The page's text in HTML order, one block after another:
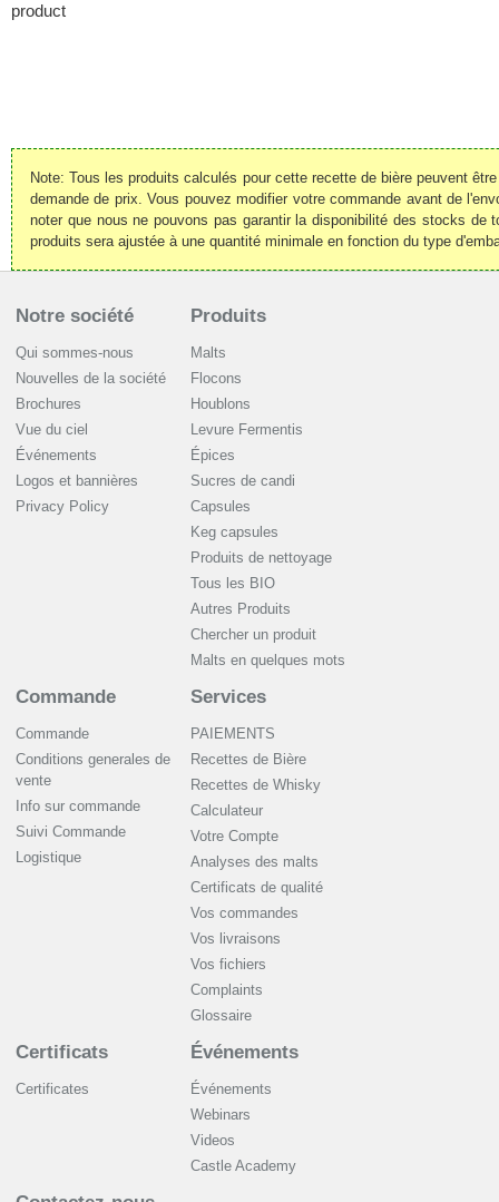
product
Note: Tous les produits calculés pour cette recette de bière peuvent
demande de prix. Vous pouvez modifier votre commande avant de
noter que nous ne pouvons pas garantir la disponibilité des stocks de
produits sera ajustée à une quantité minimale en fonction du type
Notre société
Qui sommes-nous
Nouvelles de la société
Brochures
Vue du ciel
Événements
Logos et bannières
Privacy Policy
Produits
Malts
Flocons
Houblons
Levure Fermentis
Épices
Sucres de candi
Capsules
Keg capsules
Produits de nettoyage
Tous les BIO
Autres Produits
Chercher un produit
Malts en quelques mots
Commande
Commande
Conditions generales de
vente
Info sur commande
Suivi Commande
Logistique
Services
PAIEMENTS
Recettes de Bière
Recettes de Whisky
Сalculateur
Votre Compte
Analyses des malts
Certificats de qualité
Vos commandes
Vos livraisons
Vos fichiers
Complaints
Glossaire
Certificats
Certificates
Événements
Événements
Webinars
Videos
Castle Academy